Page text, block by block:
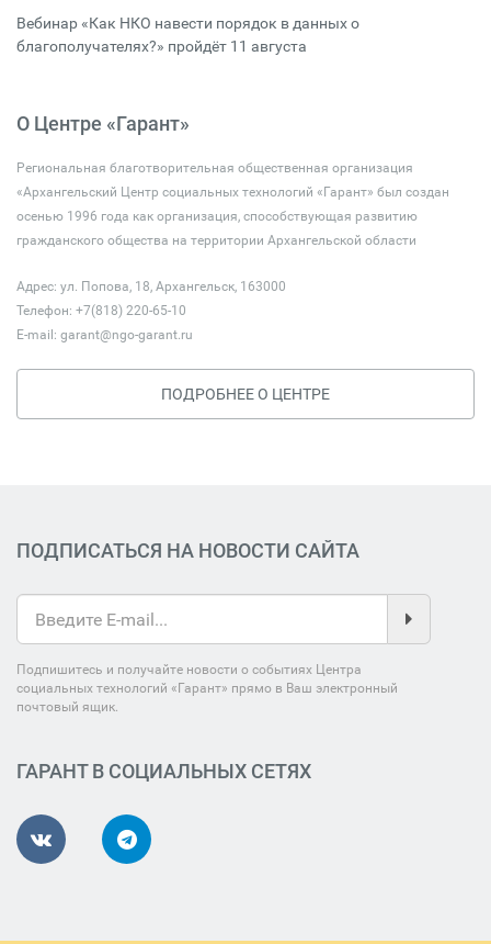
Вебинар «Как НКО навести порядок в данных о
благополучателях?» пройдёт 11 августа
О Центре «Гарант»
Региональная благотворительная общественная организация
«Архангельский Центр социальных технологий «Гарант» был создан
осенью 1996 года как организация, способствующая развитию
гражданского общества на территории Архангельской области
Адрес: ул. Попова, 18, Архангельск, 163000
Телефон: +7(818) 220-65-10
E-mail: garant@ngo-garant.ru
ПОДРОБНЕЕ О ЦЕНТРЕ
ПОДПИСАТЬСЯ НА НОВОСТИ САЙТА
Подпишитесь и получайте новости о событиях Центра
социальных технологий «Гарант» прямо в Ваш электронный
почтовый ящик.
ГАРАНТ В СОЦИАЛЬНЫХ СЕТЯХ